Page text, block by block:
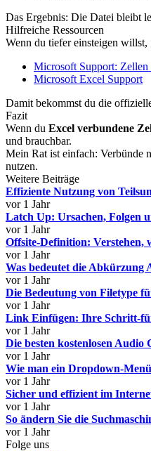
Das Ergebnis: Die Datei bleibt
Hilfreiche Ressourcen
Wenn du tiefer einsteigen willst,
Microsoft Support: Zellen
Microsoft Excel Support
Damit bekommst du die
Fazit
Wenn du Excel verbundene
und brauchbar.
Mein Rat ist einfach: Verbünde
nutzen.
Weitere Beiträge
Effiziente Nutzung von
vor 1 Jahr
Latch Up: Ursachen, Folgen
vor 1 Jahr
Offsite-Definition: Verstehen,
vor 1 Jahr
Was bedeutet die Abkürzung
vor 1 Jahr
Die Bedeutung von Filetype
vor 1 Jahr
Link Einfügen: Ihre Schritt-
vor 1 Jahr
Die besten kostenlosen
vor 1 Jahr
Wie man ein Dropdown-
vor 1 Jahr
Sicher und effizient im
vor 1 Jahr
So ändern Sie die
vor 1 Jahr
Folge uns